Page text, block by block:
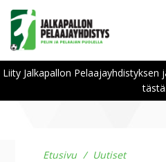
Liity Jalkapallon Pelaajayhdistyksen
tästä.
Etusivu
Uutiset